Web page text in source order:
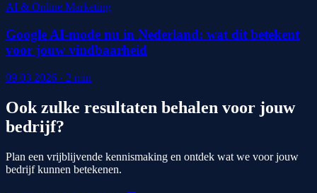
AI & Online Marketing
Google AI-mode nu in Nederland: wat dit betekent
voor jouw vindbaarheid
09 03 2026 · 2 min
Ook zulke resultaten behalen voor jouw
bedrijf?
Plan een vrijblijvende kennismaking en ontdek wat we voor jouw
bedrijf kunnen betekenen.